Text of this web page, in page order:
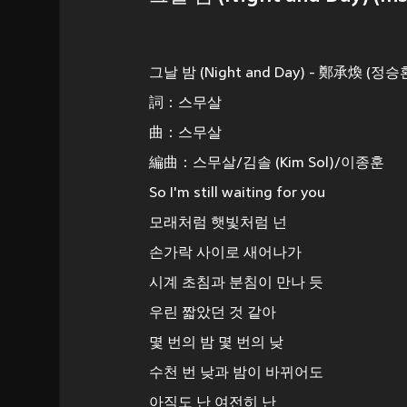
그날 밤 (Night and Day) - 鄭承煥 (정승
詞：스무살
曲：스무살
編曲：스무살/김솔 (Kim Sol)/이종훈
So I'm still waiting for you
모래처럼 햇빛처럼 넌
손가락 사이로 새어나가
시계 초침과 분침이 만나 듯
우린 짧았던 것 같아
몇 번의 밤 몇 번의 낮
수천 번 낮과 밤이 바뀌어도
아직도 난 여전히 난